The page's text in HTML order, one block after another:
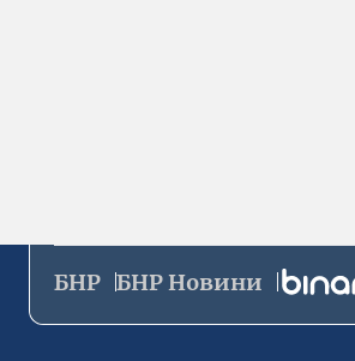
БНР БНР Новини